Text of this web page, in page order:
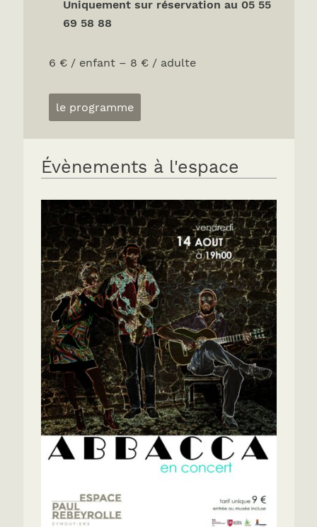
Uniquement sur réservation au 05 55
69 58 88
6 € / enfant – 8 € / adulte
le programme
Évènements à l'espace